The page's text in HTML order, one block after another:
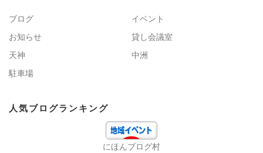
ブログ
イベント
お知らせ
貸し会議室
天神
中洲
駐車場
人気ブログランキング
にほんブログ村